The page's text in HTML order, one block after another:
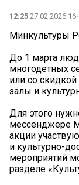
12:25 27.02.2026
Минкультуры
До 1 марта
многодетных
или со
залы и
Для этого
мессенджере
акции
и культурно-
мероприятий
разделе